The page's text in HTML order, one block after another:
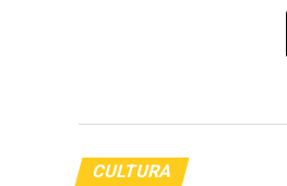
CULTURA